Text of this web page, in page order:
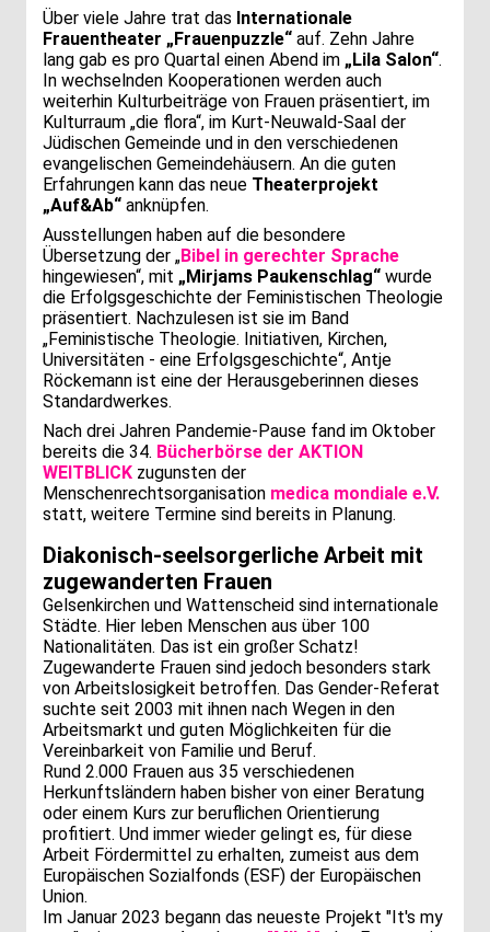
Über viele Jahre trat das Internationale
Frauentheater „Frauenpuzzle“ auf. Zehn Jahre
lang gab es pro Quartal einen Abend im „Lila Salon“.
In wechselnden Kooperationen werden auch
weiterhin Kulturbeiträge von Frauen präsentiert, im
Kulturraum „die flora“, im Kurt-Neuwald-Saal der
Jüdischen Gemeinde und in den verschiedenen
evangelischen Gemeindehäusern. An die guten
Erfahrungen kann das neue Theaterprojekt
„Auf&Ab“ anknüpfen.
Ausstellungen haben auf die besondere
Übersetzung der „Bibel in gerechter Sprache
hingewiesen“, mit „Mirjams Paukenschlag“ wurde
die Erfolgsgeschichte der Feministischen Theologie
präsentiert. Nachzulesen ist sie im Band
„Feministische Theologie. Initiativen, Kirchen,
Universitäten - eine Erfolgsgeschichte“, Antje
Röckemann ist eine der Herausgeberinnen dieses
Standardwerkes.
Nach drei Jahren Pandemie-Pause fand im Oktober
bereits die 34. Bücherbörse der AKTION
WEITBLICK zugunsten der
Menschenrechtsorganisation medica mondiale e.V.
statt, weitere Termine sind bereits in Planung.
Diakonisch-seelsorgerliche Arbeit mit
zugewanderten Frauen
Gelsenkirchen und Wattenscheid sind internationale
Städte. Hier leben Menschen aus über 100
Nationalitäten. Das ist ein großer Schatz!
Zugewanderte Frauen sind jedoch besonders stark
von Arbeitslosigkeit betroffen. Das Gender-Referat
suchte seit 2003 mit ihnen nach Wegen in den
Arbeitsmarkt und guten Möglichkeiten für die
Vereinbarkeit von Familie und Beruf.
Rund 2.000 Frauen aus 35 verschiedenen
Herkunftsländern haben bisher von einer Beratung
oder einem Kurs zur beruflichen Orientierung
profitiert. Und immer wieder gelingt es, für diese
Arbeit Fördermittel zu erhalten, zumeist aus dem
Europäischen Sozialfonds (ESF) der Europäischen
Union.
Im Januar 2023 begann das neueste Projekt "It's my